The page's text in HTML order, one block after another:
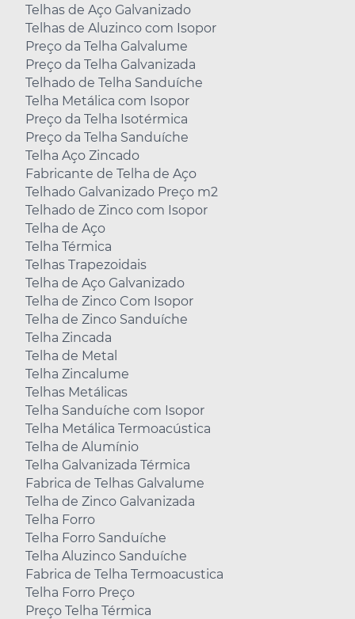
Telhas de Aço Galvanizado
Telhas de Aluzinco com Isopor
Preço da Telha Galvalume
Preço da Telha Galvanizada
Telhado de Telha Sanduíche
Telha Metálica com Isopor
Preço da Telha Isotérmica
Preço da Telha Sanduíche
Telha Aço Zincado
Fabricante de Telha de Aço
Telhado Galvanizado Preço m2
Telhado de Zinco com Isopor
Telha de Aço
Telha Térmica
Telhas Trapezoidais
Telha de Aço Galvanizado
Telha de Zinco Com Isopor
Telha de Zinco Sanduíche
Telha Zincada
Telha de Metal
Telha Zincalume
Telhas Metálicas
Telha Sanduíche com Isopor
Telha Metálica Termoacústica
Telha de Alumínio
Telha Galvanizada Térmica
Fabrica de Telhas Galvalume
Telha de Zinco Galvanizada
Telha Forro
Telha Forro Sanduíche
Telha Aluzinco Sanduíche
Fabrica de Telha Termoacustica
Telha Forro Preço
Preço Telha Térmica